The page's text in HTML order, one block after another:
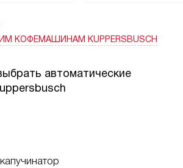
выбрать язык, есть детская
когда в доме дети. Внешне
В целом техника делает то,
радость каждое утро!
КОФЕМАШИНАМ KUPPERSBUSCH
автоматические